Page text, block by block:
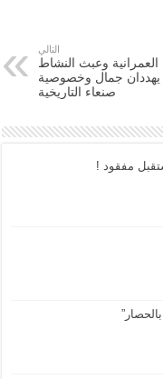
التالي
العمرانية وعبث النشاط
يهددان جمال وخصوصية
صنعاء التاريخية
مفقود !